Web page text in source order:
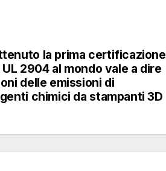
la prima certificazione
UL 2904 al mondo vale a dire
delle emissioni di
chimici da stampanti 3D